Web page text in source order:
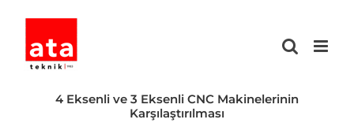
content
4 Eksenli ve 3 Eksenli CNC Makinelerinin
Karşılaştırılması